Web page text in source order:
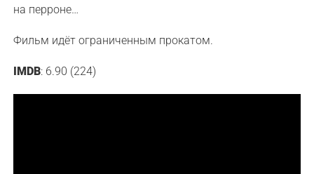
на перроне…
Фильм идёт ограниченным прокатом.
IMDB: 6.90 (224)